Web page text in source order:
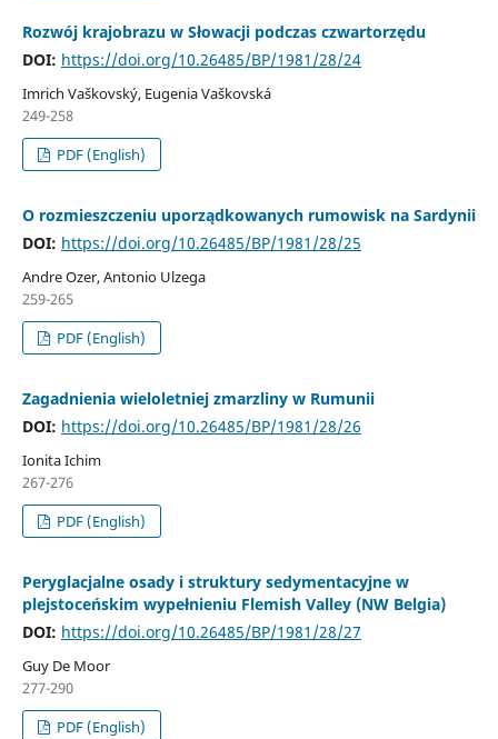
Rozwój krajobrazu w Słowacji podczas czwartorzędu
DOI: https://doi.org/10.26485/BP/1981/28/24
Imrich Vaškovský, Eugenia Vaškovská
249-258
PDF (English)
O rozmieszczeniu uporządkowanych rumowisk na Sardynii
DOI: https://doi.org/10.26485/BP/1981/28/25
Andre Ozer, Antonio Ulzega
259-265
PDF (English)
Zagadnienia wieloletniej zmarzliny w Rumunii
DOI: https://doi.org/10.26485/BP/1981/28/26
Ionita Ichim
267-276
PDF (English)
Peryglacjalne osady i struktury sedymentacyjne w
plejstoceńskim wypełnieniu Flemish Valley (NW Belgia)
DOI: https://doi.org/10.26485/BP/1981/28/27
Guy De Moor
277-290
PDF (English)